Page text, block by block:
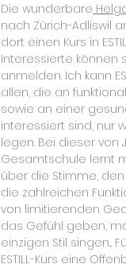
Die wunderbare
nach Zürich-Adliswil
dort einen Kurs in
Interessierte können
anmelden. Ich kann
allen, die an
sowie an einer
interessiert sind, nur
legen. Bei dieser von
Gesamtschule lernt
über die Stimme,
die zahlreichen
von limitierenden
das Gefühl geben,
einzigen Stil singen...
ESTILL-Kurs eine